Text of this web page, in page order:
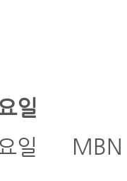
일
일